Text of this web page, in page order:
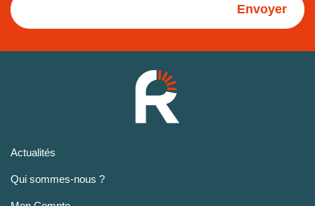
Envoyer
Actualités
Qui sommes-nous ?